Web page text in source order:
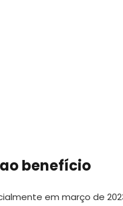
benefício
em março de